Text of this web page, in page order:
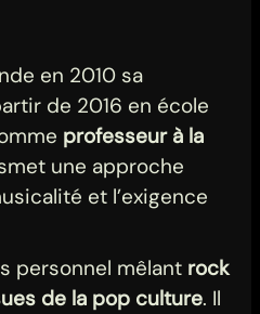
en 2010 sa
de 2016 en école
professeur à la
une approche
et l’exigence
personnel mêlant rock
de la pop culture. Il